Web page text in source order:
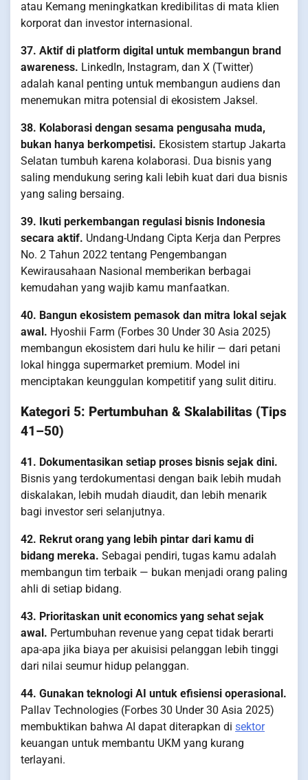
atau Kemang meningkatkan kredibilitas di mata klien
korporat dan investor internasional.
37. Aktif di platform digital untuk membangun brand
awareness. LinkedIn, Instagram, dan X (Twitter)
adalah kanal penting untuk membangun audiens dan
menemukan mitra potensial di ekosistem Jaksel.
38. Kolaborasi dengan sesama pengusaha muda,
bukan hanya berkompetisi. Ekosistem startup Jakarta
Selatan tumbuh karena kolaborasi. Dua bisnis yang
saling mendukung sering kali lebih kuat dari dua bisnis
yang saling bersaing.
39. Ikuti perkembangan regulasi bisnis Indonesia
secara aktif. Undang-Undang Cipta Kerja dan Perpres
No. 2 Tahun 2022 tentang Pengembangan
Kewirausahaan Nasional memberikan berbagai
kemudahan yang wajib kamu manfaatkan.
40. Bangun ekosistem pemasok dan mitra lokal sejak
awal. Hyoshii Farm (Forbes 30 Under 30 Asia 2025)
membangun ekosistem dari hulu ke hilir — dari petani
lokal hingga supermarket premium. Model ini
menciptakan keunggulan kompetitif yang sulit ditiru.
Kategori 5: Pertumbuhan & Skalabilitas (Tips
41–50)
41. Dokumentasikan setiap proses bisnis sejak dini.
Bisnis yang terdokumentasi dengan baik lebih mudah
diskalakan, lebih mudah diaudit, dan lebih menarik
bagi investor seri selanjutnya.
42. Rekrut orang yang lebih pintar dari kamu di
bidang mereka. Sebagai pendiri, tugas kamu adalah
membangun tim terbaik — bukan menjadi orang paling
ahli di setiap bidang.
43. Prioritaskan unit economics yang sehat sejak
awal. Pertumbuhan revenue yang cepat tidak berarti
apa-apa jika biaya per akuisisi pelanggan lebih tinggi
dari nilai seumur hidup pelanggan.
44. Gunakan teknologi AI untuk efisiensi operasional.
Pallav Technologies (Forbes 30 Under 30 Asia 2025)
membuktikan bahwa AI dapat diterapkan di sektor
keuangan untuk membantu UKM yang kurang
terlayani.